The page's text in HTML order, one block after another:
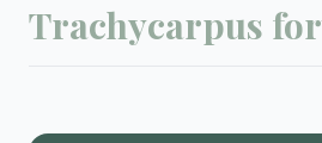
Trachycarpus